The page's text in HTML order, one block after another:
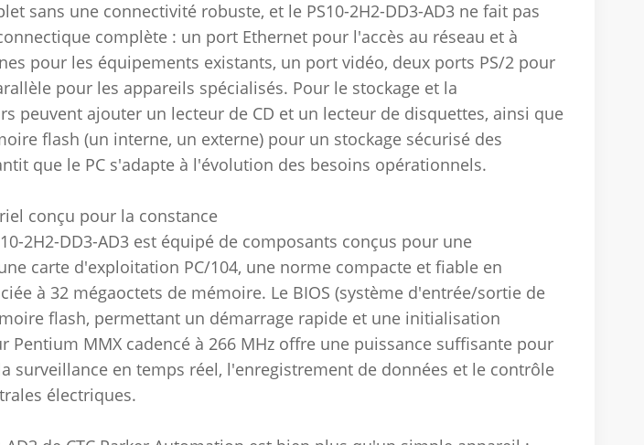
sans une connectivité robuste, et le PS10-2H2-DD3-AD3 ne fait pas
complète : un port Ethernet pour l'accès au réseau et à
pour les équipements existants, un port vidéo, deux ports PS/2 pour
pour les appareils spécialisés. Pour le stockage et la
peuvent ajouter un lecteur de CD et un lecteur de disquettes, ainsi que
flash (un interne, un externe) pour un stockage sécurisé des
que le PC s'adapte à l'évolution des besoins opérationnels.
conçu pour la constance
2H2-DD3-AD3 est équipé de composants conçus pour une
carte d'exploitation PC/104, une norme compacte et fiable en
à 32 mégaoctets de mémoire. Le BIOS (système d'entrée/sortie de
flash, permettant un démarrage rapide et une initialisation
Pentium MMX cadencé à 266 MHz offre une puissance suffisante pour
surveillance en temps réel, l'enregistrement de données et le contrôle
électriques.